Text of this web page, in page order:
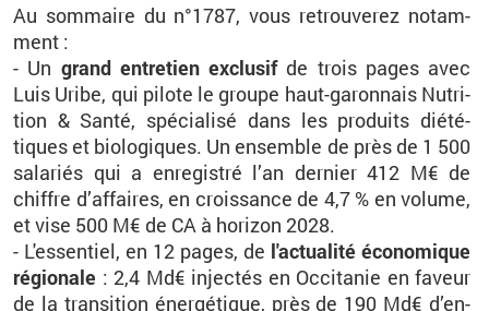
Au som­maire du n°1787, vous re­trou­ve­rez no­tam­
ment :
- Un grand en­tre­tien ex­clu­sif de trois pages avec
Luis Uribe, qui pi­lote le groupe haut-ga­ron­nais Nu­tri­
tion & Santé, spé­cia­lisé dans les pro­duits dié­té­
tiques et bio­lo­giques. Un en­semble de près de 1 500
sa­la­riés qui a en­re­gis­tré l’an der­nier 412 M€ de
chiffre d’af­faires, en crois­sance de 4,7 % en vo­lume,
et vise 500 M€ de CA à ho­ri­zon 2028.
- L'es­sen­tiel, en 12 pages, de l'ac­tua­lité éco­no­mique
ré­gio­nale : 2,4 Md€ in­jec­tés en Oc­ci­ta­nie en fa­veur
de la tran­si­tion éner­gé­tique, près de 190 Md€ d’en­